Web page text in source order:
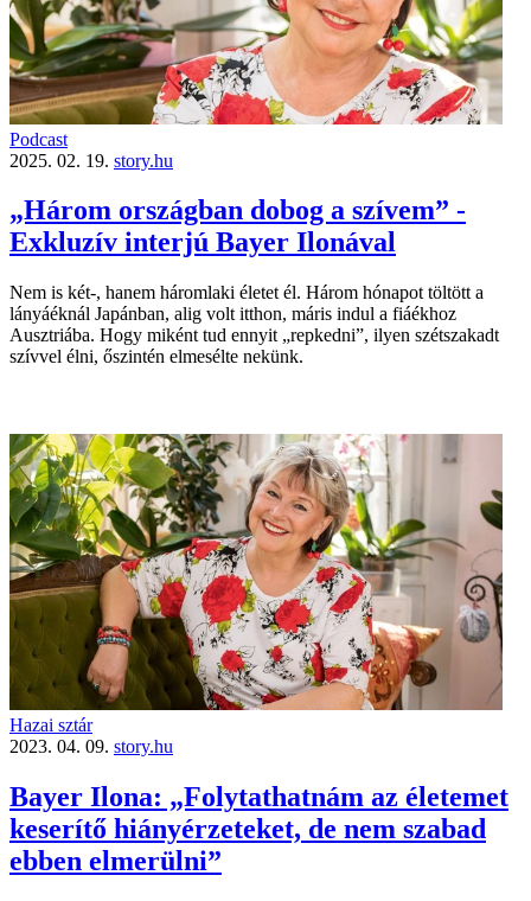
Podcast
2025. 02. 19. story.hu
„Három országban dobog a szívem” -
Exkluzív interjú Bayer Ilonával
Nem is két-, hanem háromlaki életet él. Három hónapot töltött a
lányáéknál Japánban, alig volt itthon, máris indul a fiáékhoz
Ausztriába. Hogy miként tud ennyit „repkedni”, ilyen szétszakadt
szívvel élni, őszintén elmesélte nekünk.
Hazai sztár
2023. 04. 09. story.hu
Bayer Ilona: „Folytathatnám az életemet
keserítő hiányérzeteket, de nem szabad
ebben elmerülni”